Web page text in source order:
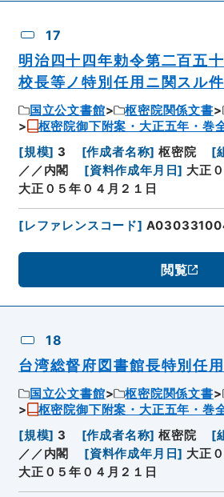
17
明治四十四年勅令第二百五
校長等ノ特別任用ニ関スル
国立公文書館 枢密院関係文書
枢密院御下附案・大正五年・巻
[規模] 3 [作成者名称] 枢密院 [
／／内閣
[資料作成年月日] 大正
大正０５年０４月２１日
[レファレンスコード]
閲覧
18
台湾総督府図書館長特別任
国立公文書館 枢密院関係文書
枢密院御下附案・大正五年・巻
[規模] 3 [作成者名称] 枢密院 [
／／内閣
[資料作成年月日] 大正
大正０５年０４月２１日